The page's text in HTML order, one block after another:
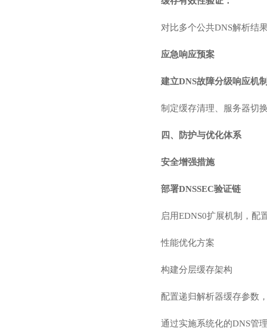
对比多个公共DNS解析结
应急响应预案
建立DNS故障分级响应机
制定缓存清理、服务器切
四、防护与优化体系
安全增强措施
部署DNSSEC验证链
启用EDNS0扩展机制，配
性能优化方案
构建分层缓存架构
配置递归解析器缓存参数
通过实施系统化的DNS管